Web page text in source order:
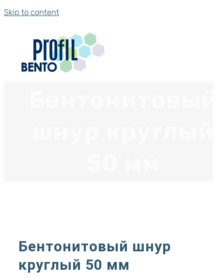
Skip to content
Бентонитовый шнур
круглый 50 мм